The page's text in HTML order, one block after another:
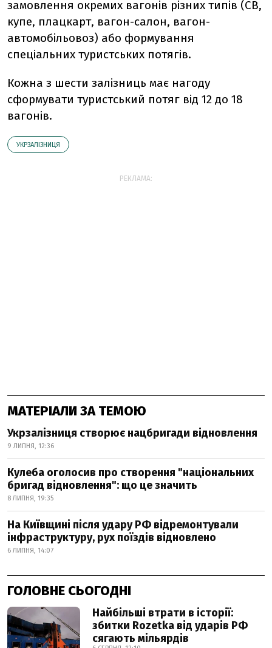
замовлення окремих вагонів різних типів (СВ,
купе, плацкарт, вагон-салон, вагон-
автомобільовоз) або формування
спеціальних туристських потягів.
Кожна з шести залізниць має нагоду
сформувати туристський потяг від 12 до 18
вагонів.
УКРЗАЛІЗНИЦЯ
РЕКЛАМА:
МАТЕРІАЛИ ЗА ТЕМОЮ
Укрзалізниця створює нацбригади відновлення
9 ЛИПНЯ, 12:36
Кулеба оголосив про створення "національних
бригад відновлення": що це значить
8 ЛИПНЯ, 19:35
На Київщині після удару РФ відремонтували
інфраструктуру, рух поїздів відновлено
6 ЛИПНЯ, 14:07
ГОЛОВНЕ СЬОГОДНІ
Найбільші втрати в історії:
збитки Rozetka від ударів РФ
сягають мільярдів